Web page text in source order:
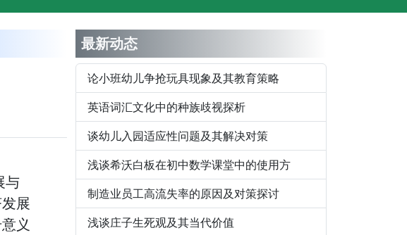
与
展
义
最新动态
论小班幼儿争抢玩具现象及其教育策略
英语词汇文化中的种族歧视探析
谈幼儿入园适应性问题及其解决对策
浅谈希沃白板在初中数学课堂中的使用方
制造业员工高流失率的原因及对策探讨
浅谈庄子生死观及其当代价值